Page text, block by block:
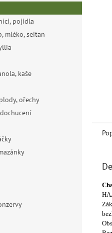
pojidla
mléko, seitan
kaše
ořechy